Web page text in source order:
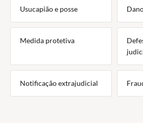
Usucapião e posse
Medida protetiva
Notificação extrajudicial